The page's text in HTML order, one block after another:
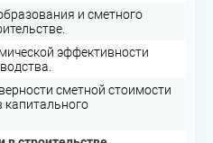
и сметного
эффективности
сметной стоимости
капитального